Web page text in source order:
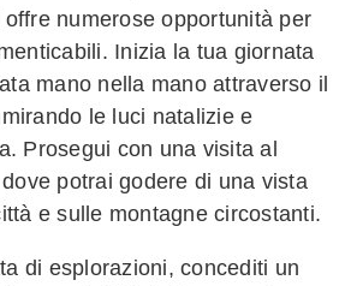
offre numerose opportunità per
Inizia la tua giornata
mano nella mano attraverso il
le luci natalizie e
Prosegui con una visita al
potrai godere di una vista
e sulle montagne circostanti.
di esplorazioni, concediti un